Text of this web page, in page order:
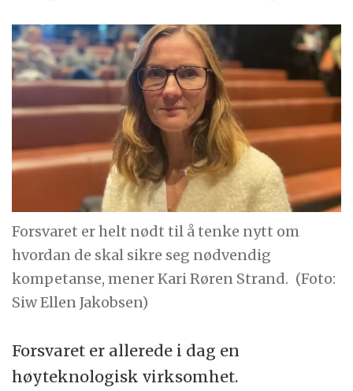
Forsvaret er helt nødt til å tenke nytt om
hvordan de skal sikre seg nødvendig
kompetanse, mener Kari Røren Strand. (Foto:
Siw Ellen Jakobsen)
Forsvaret er allerede i dag en
høyteknologisk virksomhet.